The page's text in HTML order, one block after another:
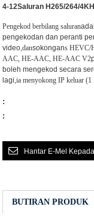
4-12Saluran H265/264/4K
Pengekod berbilang saluran
pengekodan dan peranti
video,dansokongans HEVC/
AAC, HE-AAC, HE-AAC V2
boleh mengekod secara
lagi,ia menyokong IP keluar (1
:
:
Hantar E-Mel
BUTIRAN PRODUK